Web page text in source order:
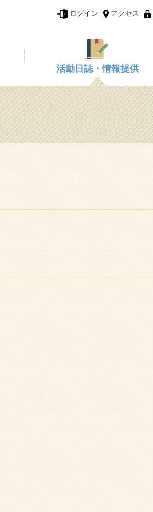
ログイン アクセス
活動日誌・情報提供